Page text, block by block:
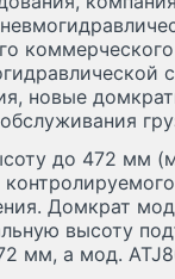
новые
до 472 мм
Домкрат
высоту
мм, а мод.